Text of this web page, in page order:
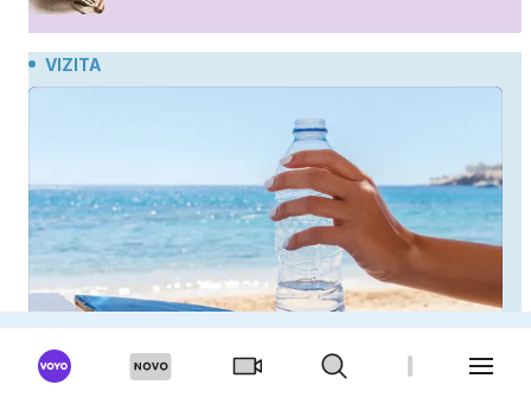
VIZITA
Zdravniki opozarjajo: to je največja napaka, ki jo
ljudje delajo med vročino